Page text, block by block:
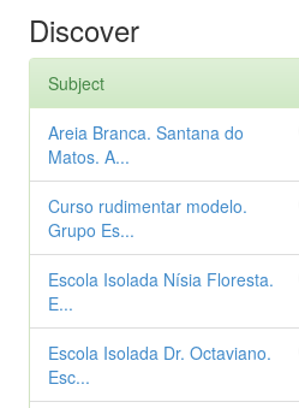
Discover
Subject
Areia Branca. Santana do
Matos. A...
Curso rudimentar modelo.
Grupo Es...
Escola Isolada Nísia Floresta.
E...
Escola Isolada Dr. Octaviano.
Esc...